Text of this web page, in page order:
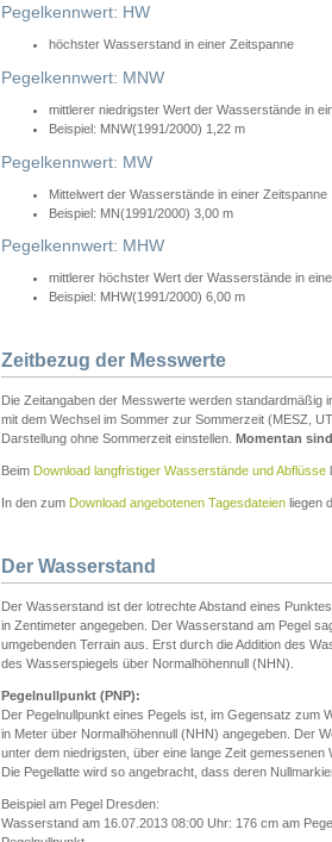
Pegelkennwert: HW
höchster Wasserstand in einer Zeitspanne
Pegelkennwert: MNW
mittlerer niedrigster Wert der Wasserstände in
Beispiel: MNW(1991/2000) 1,22 m
Pegelkennwert: MW
Mittelwert der Wasserstände in einer Zeitspanne
Beispiel: MN(1991/2000) 3,00 m
Pegelkennwert: MHW
mittlerer höchster Wert der Wasserstände in
Beispiel: MHW(1991/2000) 6,00 m
Zeitbezug der Messwerte
Die Zeitangaben der Messwerte werden standardmäßig
mit dem Wechsel im Sommer zur Sommerzeit (MESZ,
Darstellung ohne Sommerzeit einstellen. Momentan
Beim Download langfristiger Wasserstände und Abflüsse
In den zum Download angebotenen Tagesdateien liegen
Der Wasserstand
Der Wasserstand ist der lotrechte Abstand eines
in Zentimeter angegeben. Der Wasserstand am Pegel
umgebenden Terrain aus. Erst durch die Addition des
des Wasserspiegels über Normalhöhennull (NHN).
Pegelnullpunkt (PNP):
Der Pegelnullpunkt eines Pegels ist, im Gegensatz zum
in Meter über Normalhöhennull (NHN) angegeben. Der
unter dem niedrigsten, über eine lange Zeit gemessenen
Die Pegellatte wird so angebracht, dass deren
Beispiel am Pegel Dresden:
Wasserstand am 16.07.2013 08:00 Uhr: 176 cm am